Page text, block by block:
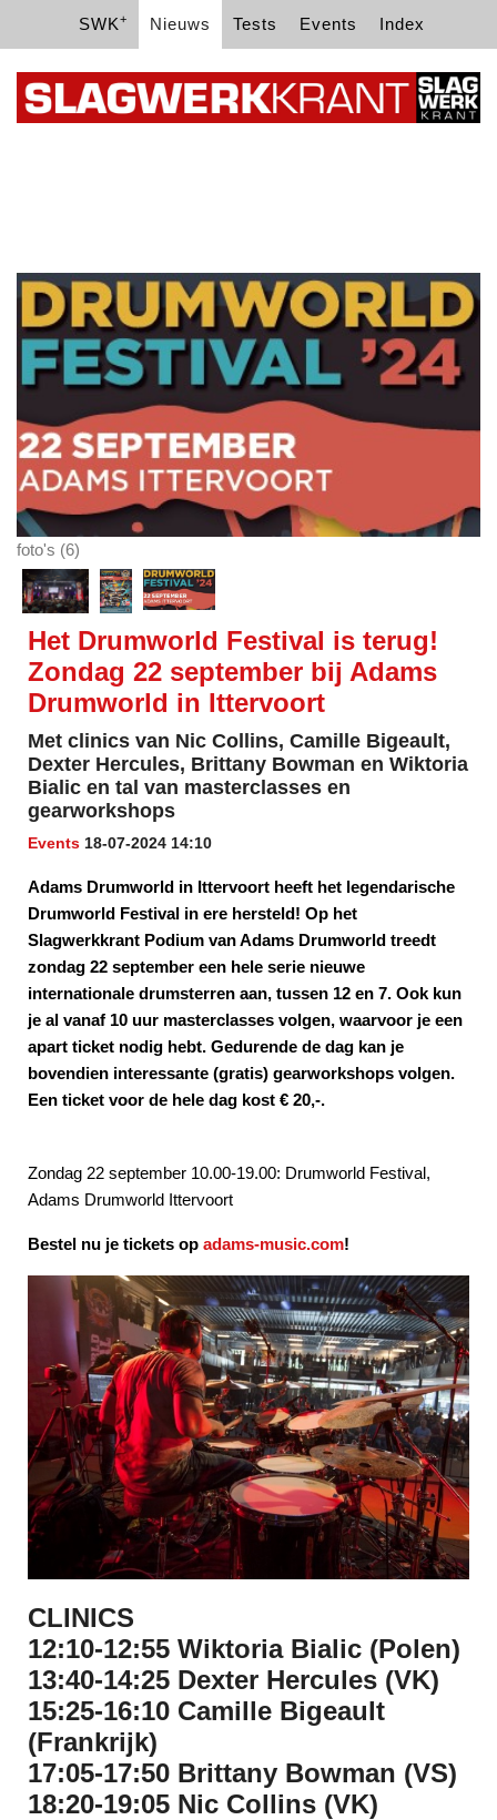
SWK+ Nieuws Tests Events Index
foto's (6)
Het Drumworld Festival is terug!
Zondag 22 september bij Adams
Drumworld in Ittervoort
Met clinics van Nic Collins, Camille Bigeault,
Dexter Hercules, Brittany Bowman en Wiktoria
Bialic en tal van masterclasses en
gearworkshops
Events 18-07-2024 14:10
Adams Drumworld in Ittervoort heeft het legendarische
Drumworld Festival in ere hersteld! Op het
Slagwerkkrant Podium van Adams Drumworld treedt
zondag 22 september een hele serie nieuwe
internationale drumsterren aan, tussen 12 en 7. Ook kun
je al vanaf 10 uur masterclasses volgen, waarvoor je een
apart ticket nodig hebt. Gedurende de dag kan je
bovendien interessante (gratis) gearworkshops volgen.
Een ticket voor de hele dag kost € 20,-.
Zondag 22 september 10.00-19.00: Drumworld Festival,
Adams Drumworld Ittervoort
Bestel nu je tickets op adams-music.com!
CLINICS
12:10-12:55 Wiktoria Bialic (Polen)
13:40-14:25 Dexter Hercules (VK)
15:25-16:10 Camille Bigeault
(Frankrijk)
17:05-17:50 Brittany Bowman (VS)
18:20-19:05 Nic Collins (VK)